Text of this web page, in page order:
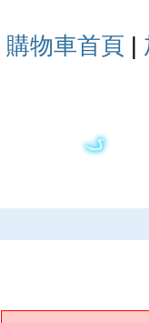
購物車首頁 |